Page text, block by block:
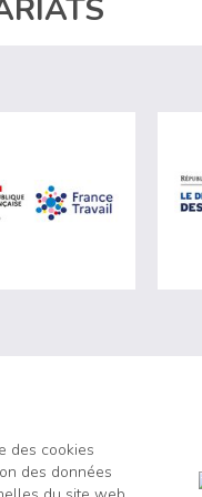
de Fiphfp (nouvellevisiter les
des cookies
des données